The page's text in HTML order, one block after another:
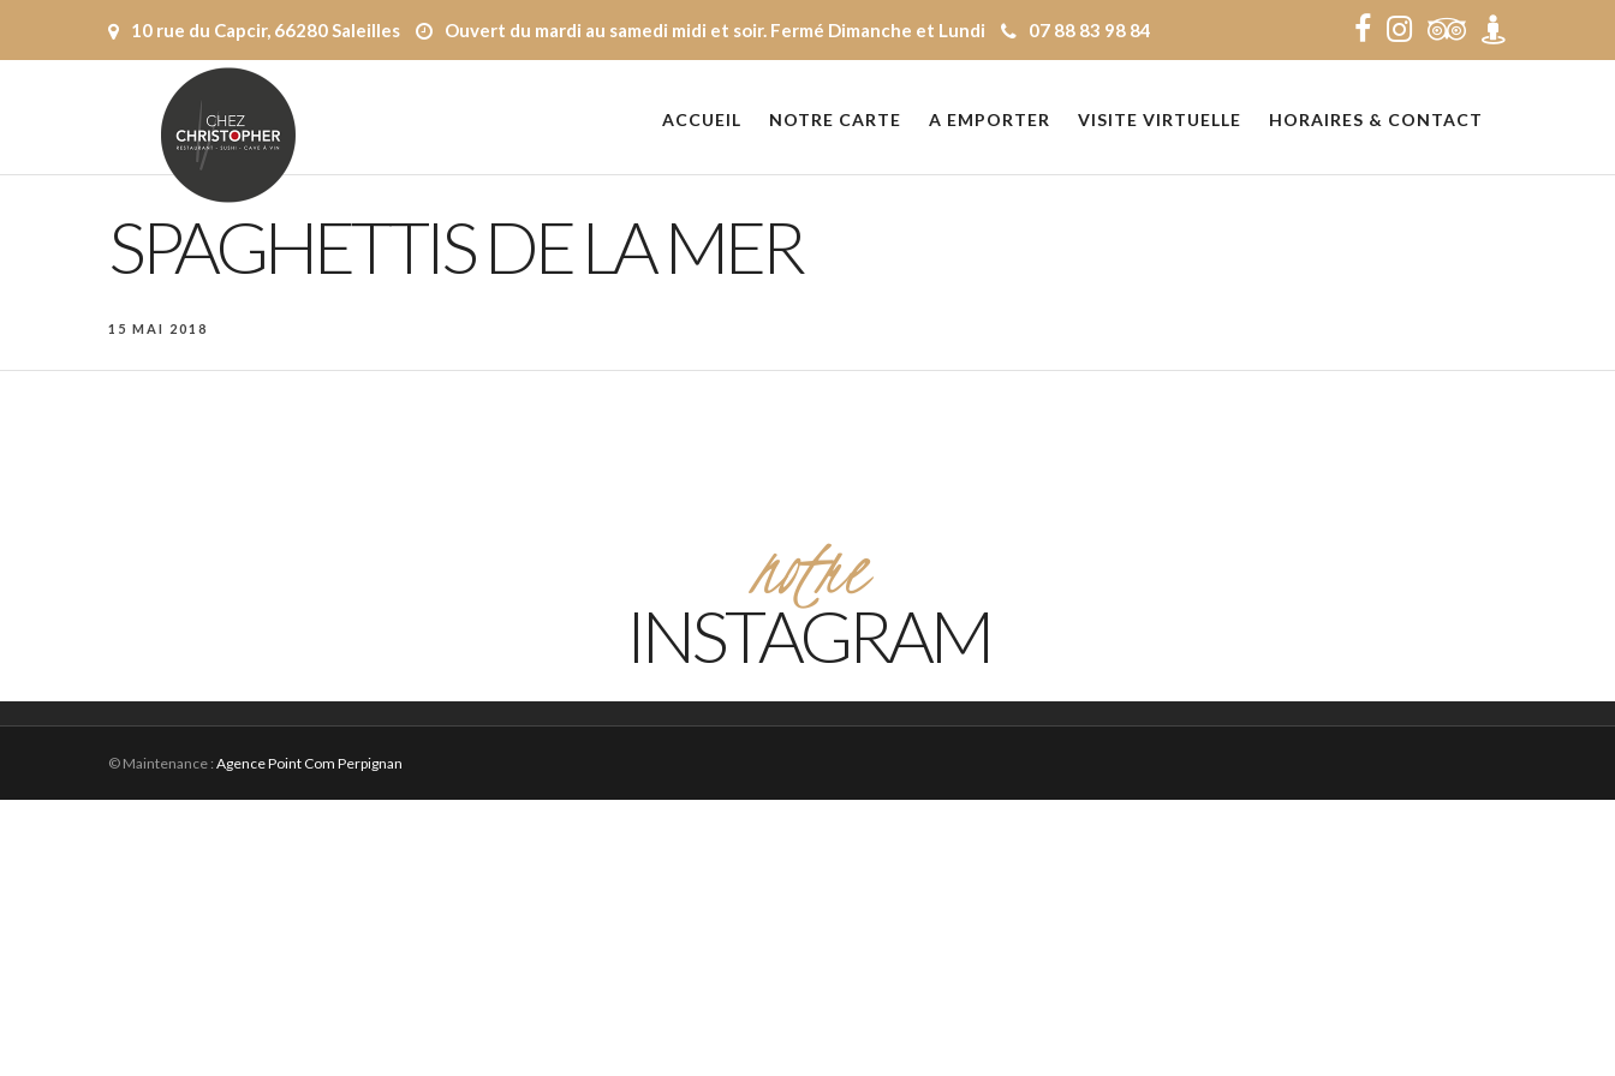
10 rue du Capcir, 66280 Saleilles Ouvert du mardi au samedi midi et soir. Fermé Dimanche et Lundi 07 88 83 98 84
ACCUEIL NOTRE CARTE A EMPORTER VISITE VIRTUELLE HORAIRES & CONTACT
SPAGHETTIS DE LA MER
15 MAI 2018
notre
INSTAGRAM
© Maintenance : Agence Point Com Perpignan